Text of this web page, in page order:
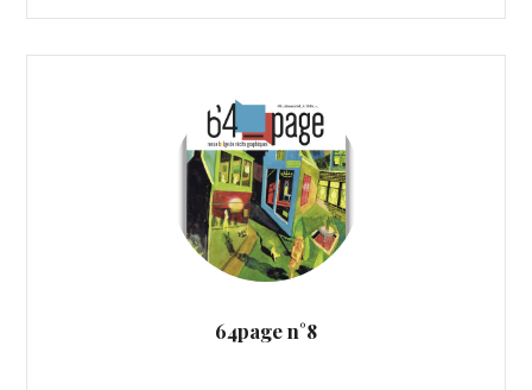
64page n°8